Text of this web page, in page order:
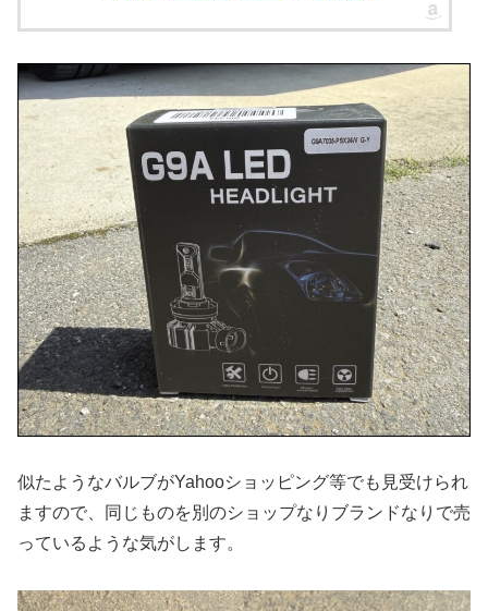
似たようなバルブがYahooショッピング等でも見受けられ
ますので、同じものを別のショップなりブランドなりで売
っているような気がします。